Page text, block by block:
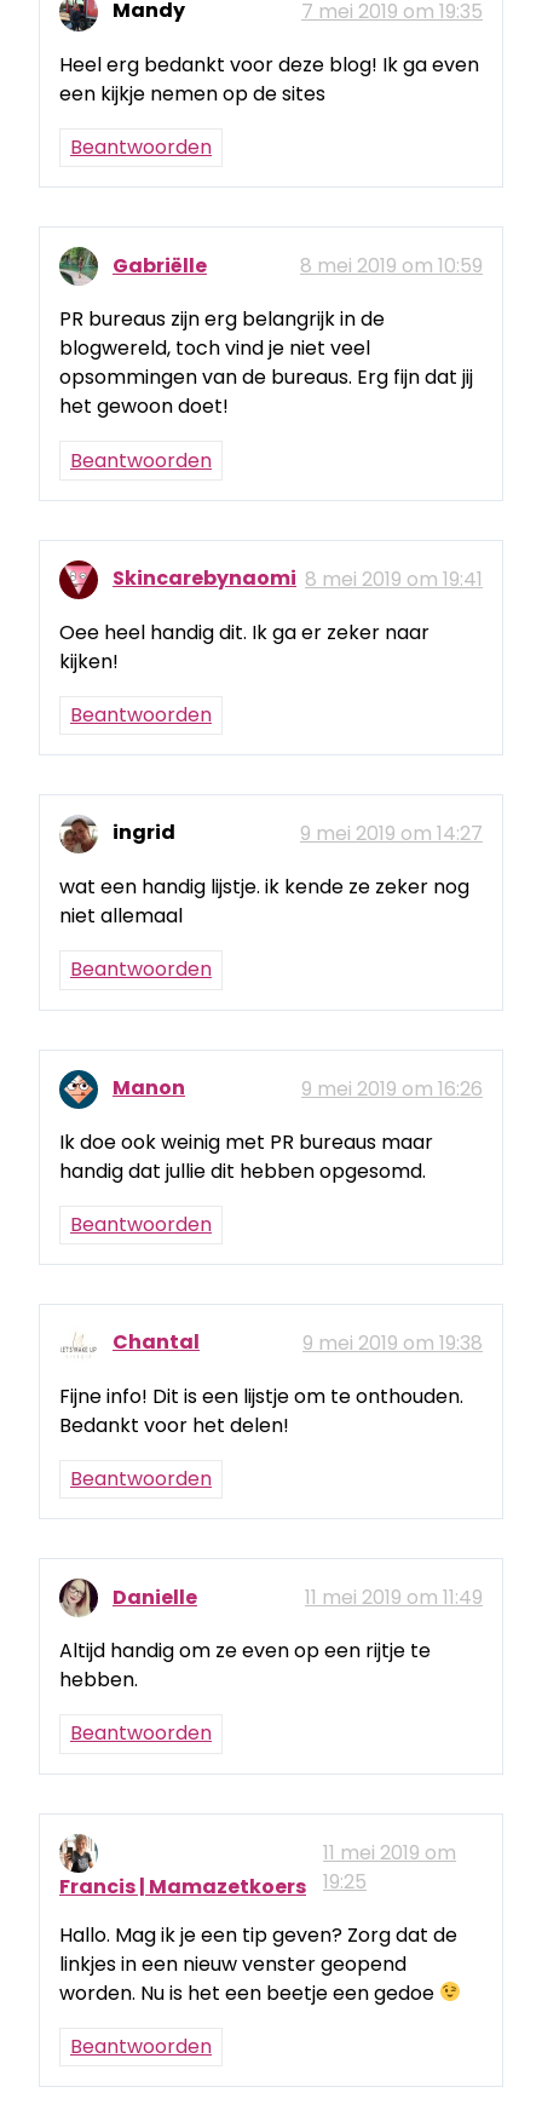
Mandy
7 mei 2019 om 19:35
Heel erg bedankt voor deze blog! Ik ga even
een kijkje nemen op de sites
Beantwoorden
Gabriëlle
8 mei 2019 om 10:59
PR bureaus zijn erg belangrijk in de
blogwereld, toch vind je niet veel
opsommingen van de bureaus. Erg fijn dat jij
het gewoon doet!
Beantwoorden
Skincarebynaomi 8 mei 2019 om 19:41
Oee heel handig dit. Ik ga er zeker naar
kijken!
Beantwoorden
ingrid
9 mei 2019 om 14:27
wat een handig lijstje. ik kende ze zeker nog
niet allemaal
Beantwoorden
Manon
9 mei 2019 om 16:26
Ik doe ook weinig met PR bureaus maar
handig dat jullie dit hebben opgesomd.
Beantwoorden
Chantal
9 mei 2019 om 19:38
Fijne info! Dit is een lijstje om te onthouden.
Bedankt voor het delen!
Beantwoorden
Danielle
11 mei 2019 om 11:49
Altijd handig om ze even op een rijtje te
hebben.
Beantwoorden
Francis | Mamazetkoers
11 mei 2019 om
19:25
Hallo. Mag ik je een tip geven? Zorg dat de
linkjes in een nieuw venster geopend
worden. Nu is het een beetje een gedoe
Beantwoorden